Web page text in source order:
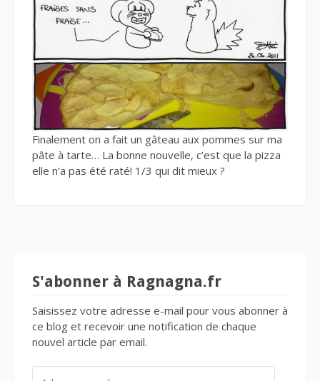
Finalement on a fait un gâteau aux pommes sur ma
pâte à tarte… La bonne nouvelle, c’est que la pizza
elle n’a pas été raté! 1/3 qui dit mieux ?
S'abonner à Ragnagna.fr
Saisissez votre adresse e-mail pour vous abonner à
ce blog et recevoir une notification de chaque
nouvel article par email.